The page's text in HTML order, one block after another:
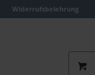
Widerrufsbelehrung